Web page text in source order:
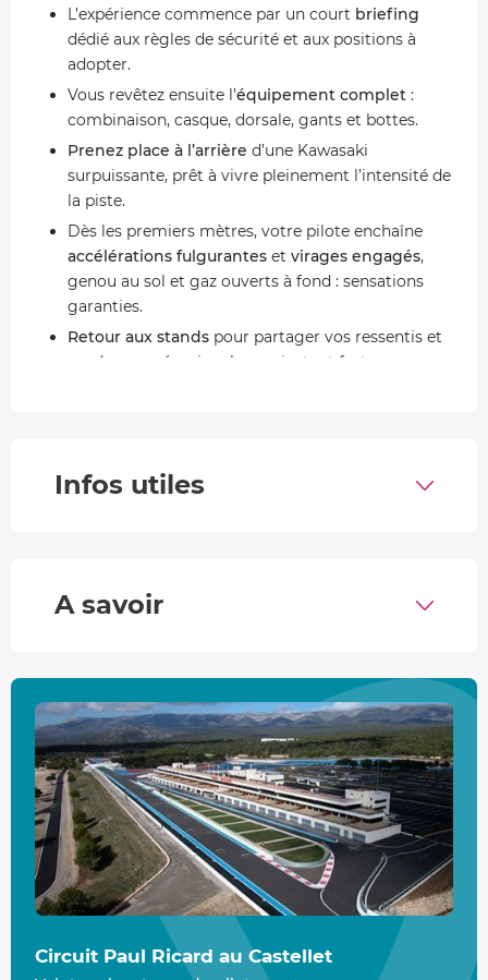
L’expérience commence par un court briefing
dédié aux règles de sécurité et aux positions à
adopter.
Vous revêtez ensuite l’équipement complet :
combinaison, casque, dorsale, gants et bottes.
Prenez place à l’arrière d’une Kawasaki
surpuissante, prêt à vivre pleinement l’intensité de
la piste.
Dès les premiers mètres, votre pilote enchaîne
accélérations fulgurantes et virages engagés,
genou au sol et gaz ouverts à fond : sensations
garanties.
Retour aux stands pour partager vos ressentis et
garder en mémoire chaque instant fort.
technologies directement inspirées de la course, cette
sportive japonaise repousse les limites de la performance.
aussi bien en ligne droite qu’en courbe.
Vous allez parcourir le légendaire circuit du Bol d’Or, long
de5,8 km. Sur l’impressionnante ligne droite du Mistral,
qui s’étend sur 1,8 km, votre pilote peut pousser la
Kawasaki jusqu’à 330 km/h ! Préparez-vous à ressentir
toute l’adrénaline de la vitesse.
Infos utiles
A savoir
Circuit Paul Ricard au Castellet